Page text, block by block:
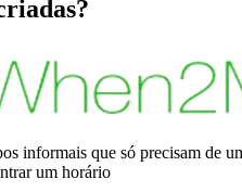
informais que só precisam de
um horário